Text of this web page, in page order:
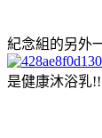
紀念組的另外
是健康沐浴乳!!